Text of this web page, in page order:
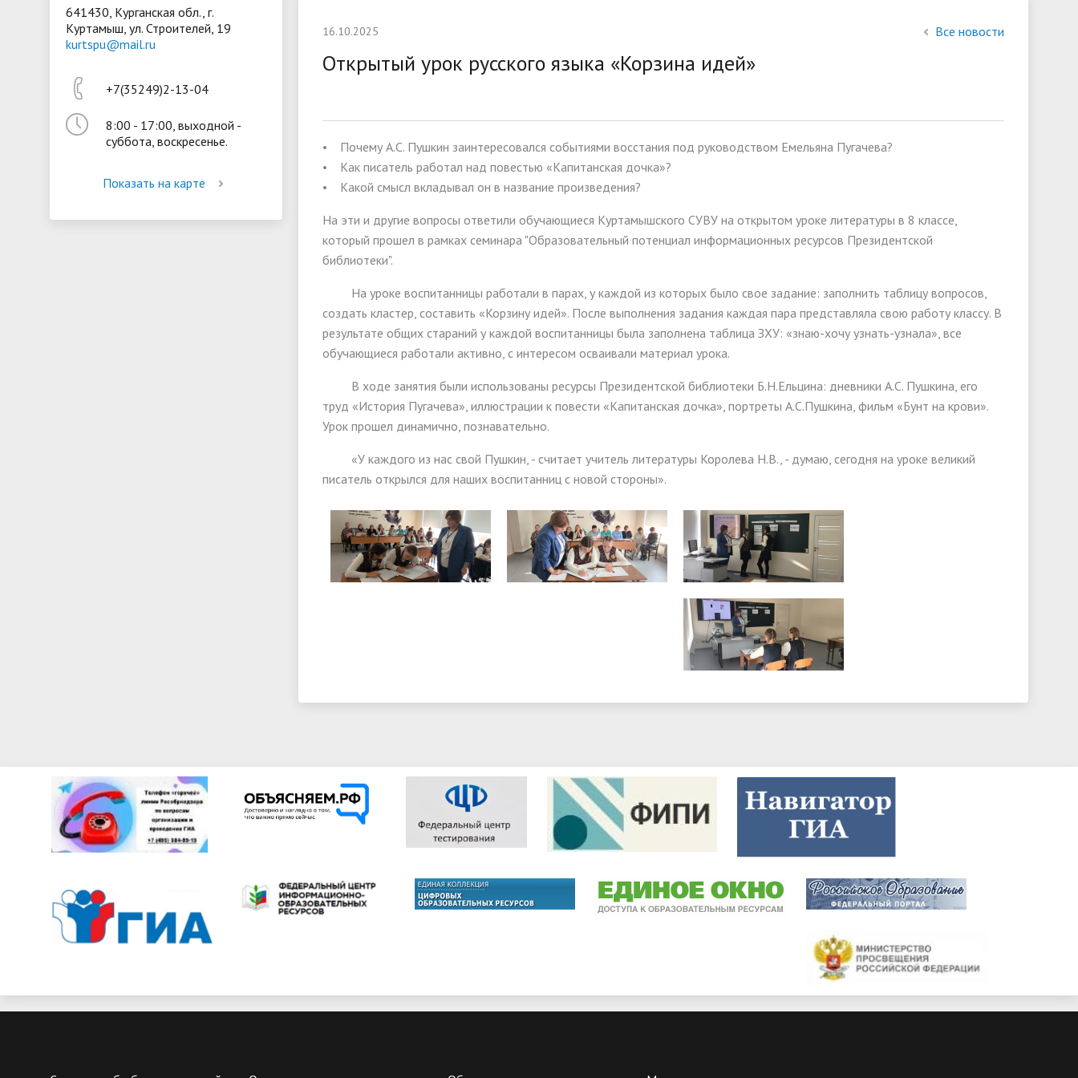
Материально-техническое
обеспечение и оснащённость
образовательного процесса
Стипендии и меры поддержки
обучающихся
Платные образовательные услуги
Организация питания в
образовательной организации
Президентская библиотека
Воспитательная работа
641430, Курганская обл., г.
Куртамыш, ул. Строителей, 19
kurtspu@mail.ru
+7(35249)2-13-04
8:00 - 17:00, выходной -
суббота, воскресенье.
Показать на карте
16.10.2025 Все новости
Открытый урок русского языка «Корзина идей»
• Почему А.С. Пушкин заинтересовался событиями восстания под руководством Емельяна Пугачева?
• Как писатель работал над повестью «Капитанская дочка»?
• Какой смысл вкладывал он в название произведения?
На эти и другие вопросы ответили обучающиеся Куртамышского СУВУ на открытом уроке литературы в 8 классе,
который прошел в рамках семинара "Образовательный потенциал информационных ресурсов Президентской
библиотеки".
На уроке воспитанницы работали в парах, у каждой из которых было свое задание: заполнить таблицу вопросов,
создать кластер, составить «Корзину идей». После выполнения задания каждая пара представляла свою работу классу. В
результате общих стараний у каждой воспитанницы была заполнена таблица ЗХУ: «знаю-хочу узнать-узнала», все
обучающиеся работали активно, с интересом осваивали материал урока.
В ходе занятия были использованы ресурсы Президентской библиотеки Б.Н.Ельцина: дневники А.С. Пушкина, его
труд «История Пугачева», иллюстрации к повести «Капитанская дочка», портреты А.С.Пушкина, фильм «Бунт на крови».
Урок прошел динамично, познавательно.
«У каждого из нас свой Пушкин, - считает учитель литературы Королева Н.В., - думаю, сегодня на уроке великий
писатель открылся для наших воспитанниц с новой стороны».